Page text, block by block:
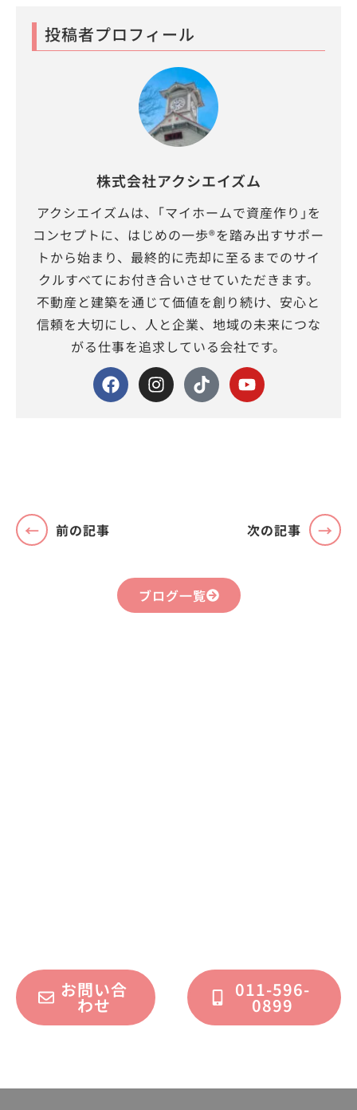
投稿者プロフィール
株式会社アクシエイズム
アクシエイズムは、｢マイホームで資産作り｣を
コンセプトに、はじめの一歩®を踏み出すサポー
トから始まり、最終的に売却に至るまでのサイ
クルすべてにお付き合いさせていただきます。
不動産と建築を通じて価値を創り続け、安心と
信頼を大切にし、人と企業、地域の未来につな
がる仕事を追求している会社です。
前の記事 次の記事
ブログ一覧
お問い合
わせ
011-596-
0899